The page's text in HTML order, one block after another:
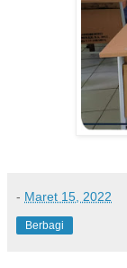
- Maret 15, 2022
Berbagi